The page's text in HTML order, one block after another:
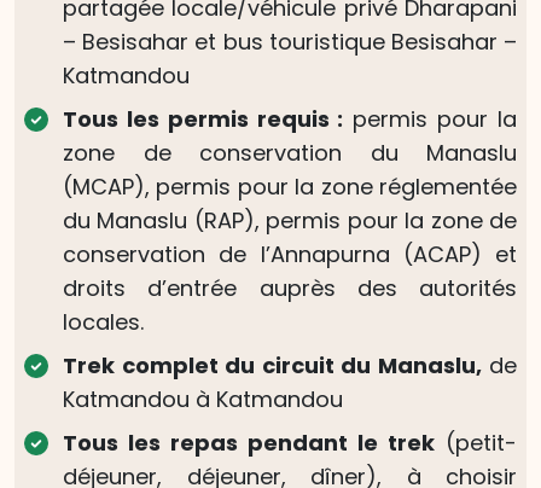
partagée locale/véhicule privé Dharapani
– Besisahar et bus touristique Besisahar –
Katmandou
Tous les permis requis : permis pour la
zone de conservation du Manaslu
(MCAP), permis pour la zone réglementée
du Manaslu (RAP), permis pour la zone de
conservation de l’Annapurna (ACAP) et
droits d’entrée auprès des autorités
locales.
Trek complet du circuit du Manaslu,de
Katmandou à Katmandou
Tous les repas pendant le trek (petit-
déjeuner, déjeuner, dîner), à choisir